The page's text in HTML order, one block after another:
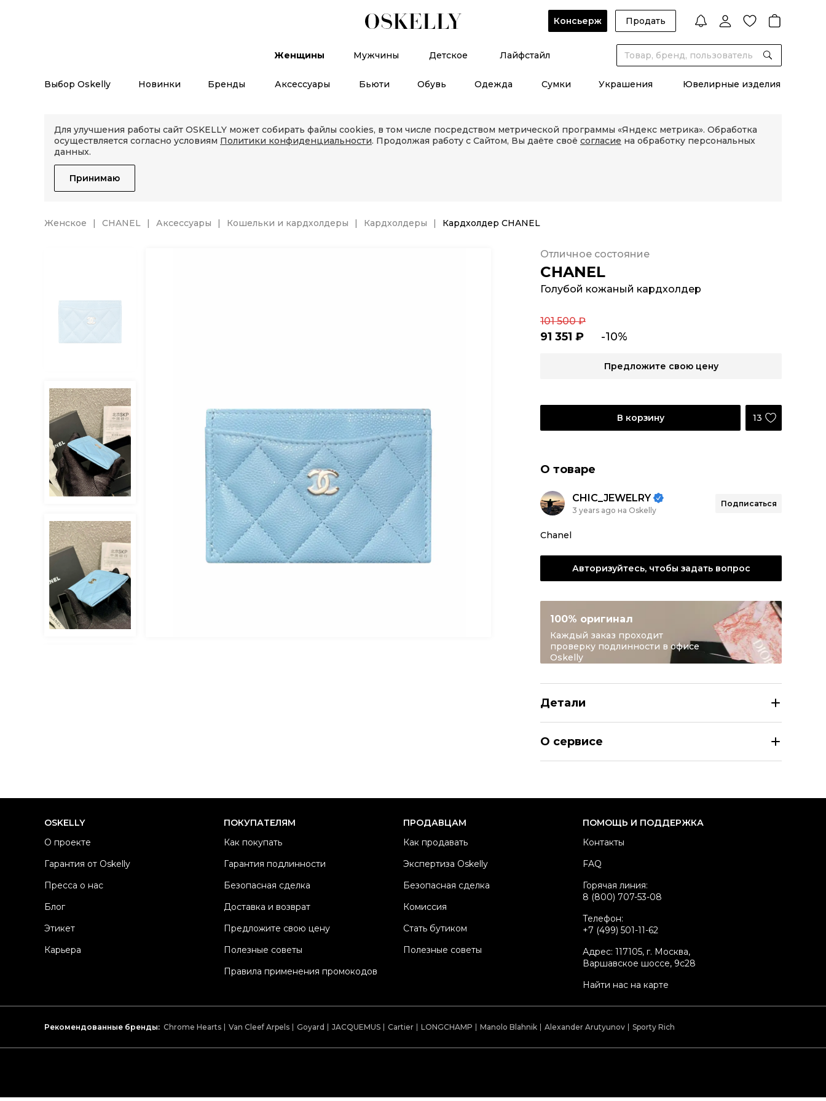
Консьерж Продать
Женщины Мужчины Детское Лайфстайл
Выбор Oskelly Новинки Бренды Аксессуары Бьюти Обувь Одежда Сумки Украшения Ювелирные изделия
Для улучшения работы сайт OSKELLY может собирать файлы cookies, в том числе посредством метрической программы «Яндекс метрика». Обработка
осуществляется согласно условиям Политики конфиденциальности. Продолжая работу с Сайтом, Вы даёте своё согласие на обработку персональных
данных.
Принимаю
Женское CHANEL Аксессуары Кошельки и кардхолдеры Кардхолдеры Кардхолдер CHANEL
CHANEL
Голубой кожаный кардхолдер
Отличное состояние
91 351 ₽ -10%
101 500 ₽
Предложите свою цену
В корзину 13
О товаре
CHIC_JEWELRY
3 years ago на Oskelly
Подписаться
Chanel
Авторизуйтесь, чтобы задать вопрос
100% оригинал
Каждый заказ проходит
проверку подлинности в офисе
Oskelly
Детали
Состояние товара
Продавец
О сервисе
OSKELLY
О проекте
Гарантия от Oskelly
Пресса о нас
Блог
Этикет
Карьера
ПОКУПАТЕЛЯМ
Как покупать
Гарантия подлинности
Безопасная сделка
Доставка и возврат
Предложите свою цену
Полезные советы
Правила применения промокодов
ПРОДАВЦАМ
Как продавать
Экспертиза Oskelly
Безопасная сделка
Комиссия
Стать бутиком
Полезные советы
ПОМОЩЬ И ПОДДЕРЖКА
Контакты
FAQ
Горячая линия:
8 (800) 707-53-08
Телефон:
+7 (499) 501-11-62
Адрес: 117105, г. Москва,
Варшавское шоссе, 9с28
Найти нас на карте
Рекомендованные бренды: Chrome Hearts Van Cleef Arpels Goyard JACQUEMUS Cartier LONGCHAMP Manolo Blahnik Alexander Arutyunov Sporty Rich